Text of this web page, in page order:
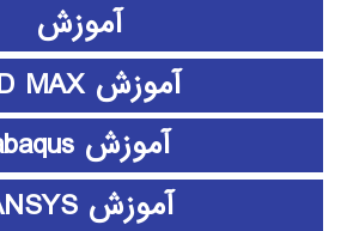
آموزش
آموزش 3D MAX
آموزش abaqus
آموزش ANSYS